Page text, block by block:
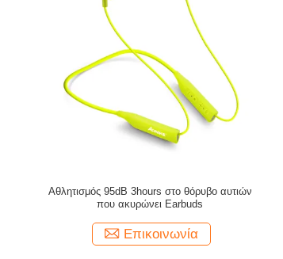
Αθλητισμός 95dB 3hours στο θόρυβο αυτιών
που ακυρώνει Earbuds
Επικοινωνία